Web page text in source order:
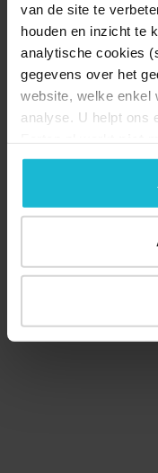
van de site te
houden en inzicht te
analytische cookies
gegevens over het
website, welke enkel
analyse. U helpt ons
geen commerciële
de knoppen
© 2026
Over ons
Forten.nl wordt